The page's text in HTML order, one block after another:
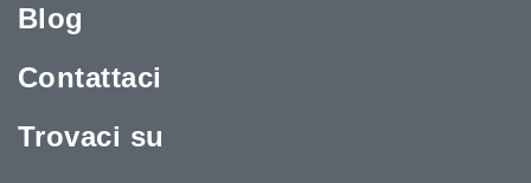
Blog
Contattaci
Trovaci su